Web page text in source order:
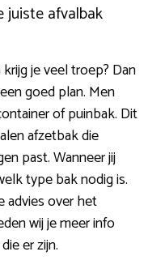
juiste afvalbak
je veel troep? Dan
goed plan. Men
of puinbak. Dit
afzetbak die
past. Wanneer jij
type bak nodig is.
advies over het
wij je meer info
er zijn.